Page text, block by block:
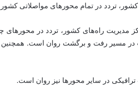
تردد در تمام محورهای مواصلاتی
مدیریت راه‌های کشور، تردد در محورهای
در مسیر رفت و برگشت روان است. همچنین
در سایر محورها نیز روان است.